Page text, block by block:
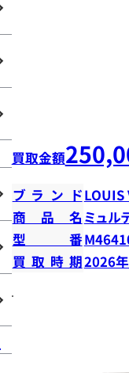
買取金額
ブランドLOUIS
商品名 ミュル
型番
買取時期2026